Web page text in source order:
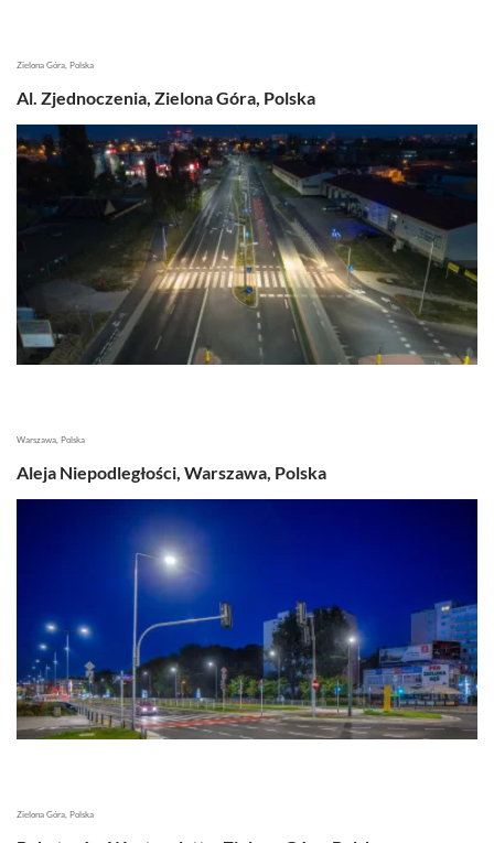
Zielona Góra, Polska
Al. Zjednoczenia, Zielona Góra, Polska
Warszawa, Polska
Aleja Niepodległości, Warszawa, Polska
Zielona Góra, Polska